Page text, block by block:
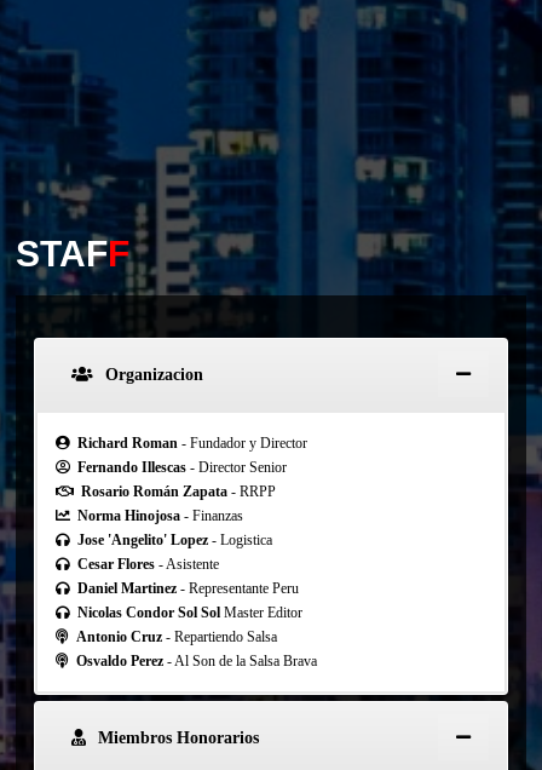
STAFF
Organizacion
Richard Roman- Fundador y Director
Fernando Illescas- Director Senior
Rosario Román Zapata - RRPP
Norma Hinojosa- Finanzas
Jose 'Angelito' Lopez- Logistica
Cesar Flores- Asistente
Daniel Martinez- Representante Peru
Nicolas Condor Sol SolMaster Editor
Antonio Cruz- Repartiendo Salsa
Osvaldo Perez - Al Son de la Salsa Brava
Miembros Honorarios